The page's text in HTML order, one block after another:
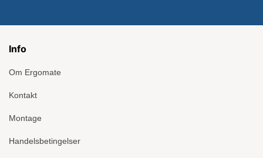
Info
Om Ergomate
Kontakt
Montage
Handelsbetingelser